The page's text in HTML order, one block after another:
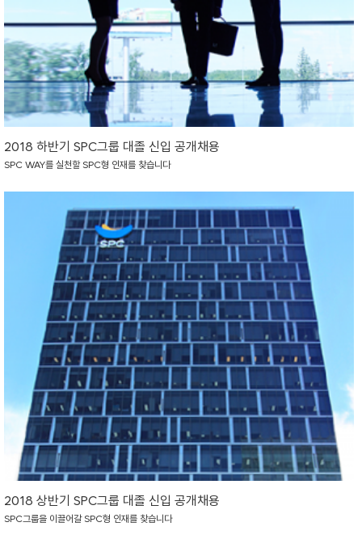
2018 하반기 SPC그룹 대졸 신입 공개채용
SPC WAY를 실천할 SPC형 인재를 찾습니다
2018 상반기 SPC그룹 대졸 신입 공개채용
SPC그룹을 이끌어갈 SPC형 인재를 찾습니다